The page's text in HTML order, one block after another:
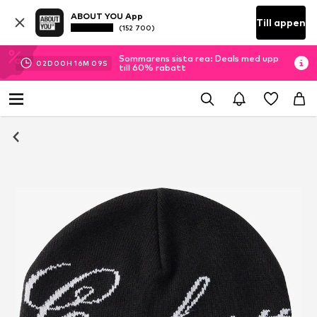
ABOUT YOU App
(152 700) Till appen
02D 00H 16M 08S
Sommarens sista rea: Deals med upp
till 60% rabatt